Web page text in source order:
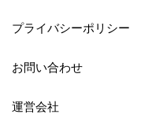
プライバシーポリシー
お問い合わせ
運営会社